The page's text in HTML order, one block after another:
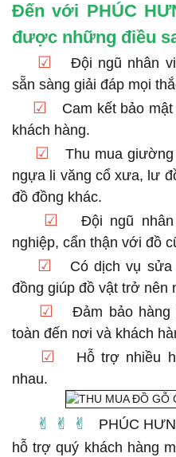
Đến với PHÚC
được những điều
☑
Đội ngũ nhân
sẵn sàng giải đáp mọi
☑
Cam kết bảo
khách hàng.
☑
Thu mua
ngựa li văng cổ xưa, lư
đồ đồng khác.
☑
Đội ngũ
nghiệp, cẩn thận với đồ
☑
Có dịch vụ
đồng giúp đồ vật trở nên
☑
Đảm bảo
toàn đến nơi và khách
☑
Hỗ trợ nhiều
nhau.
✌︎︎ ✌︎︎ ✌︎︎
PHÚC
hỗ trợ quý khách hàng